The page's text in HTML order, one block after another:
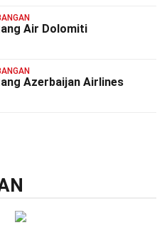
Air Dolomiti
Azerbaijan Airlines